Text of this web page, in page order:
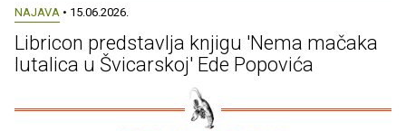
NAJAVA • 15.06.2026.
Libricon predstavlja knjigu 'Nema mačaka
lutalica u Švicarskoj' Ede Popovića